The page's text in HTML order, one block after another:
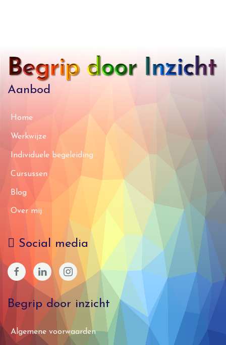
Aanbod
Home
Werkwijze
Individuele begeleiding
Cursussen
Blog
Over mij
Social media
Begrip door inzicht
Algemene voorwaarden